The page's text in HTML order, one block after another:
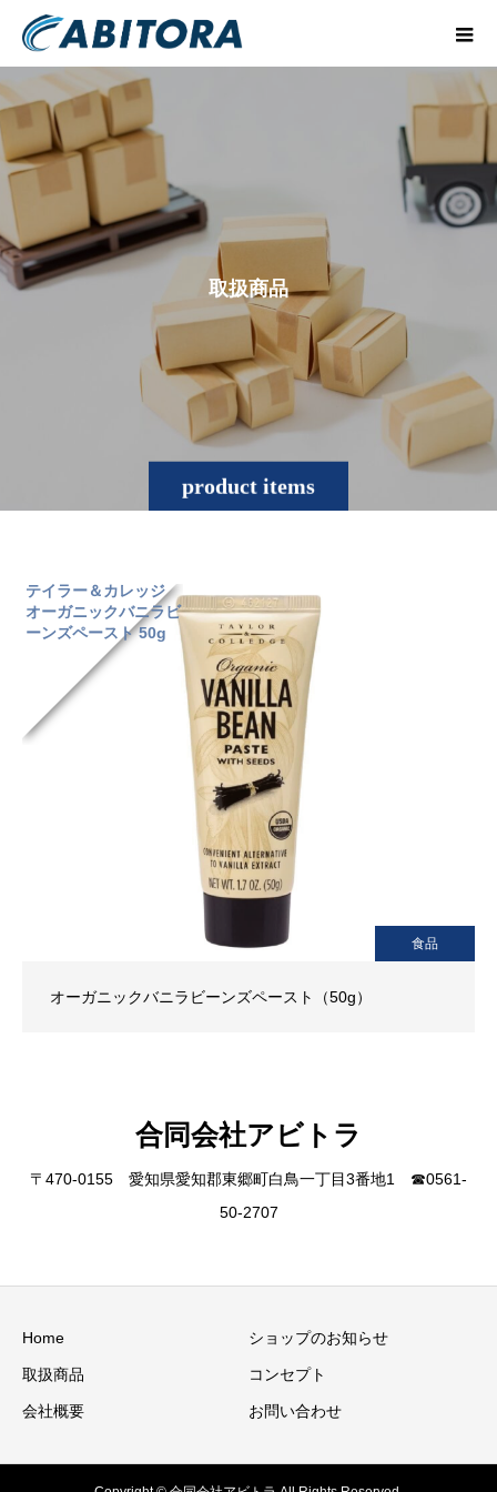
product items
取扱商品
テイラー＆カレッジ
オーガニックバニラビ
ーンズペースト 50g
食品
オーガニックバニラビーンズペースト（50g）
合同会社アビトラ
〒470-0155 愛知県愛知郡東郷町白鳥一丁目3番地1 ☎︎0561-
50-2707
Home ショップのお知らせ
取扱商品 コンセプト
会社概要 お問い合わせ